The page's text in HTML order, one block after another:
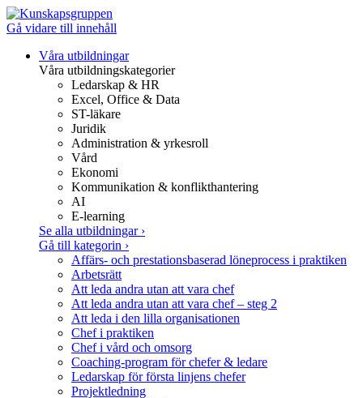
Gå vidare till innehåll
Våra utbildningar
Våra utbildningskategorier
Ledarskap & HR
Excel, Office & Data
ST-läkare
Juridik
Administration & yrkesroll
Vård
Ekonomi
Kommunikation & konflikthantering
AI
E-learning
Se alla utbildningar ›
Gå till kategorin ›
Affärs- och prestationsbaserad löneprocess i praktiken
Arbetsrätt
Att leda andra utan att vara chef
Att leda andra utan att vara chef – steg 2
Att leda i den lilla organisationen
Chef i praktiken
Chef i vård och omsorg
Coaching-program för chefer & ledare
Ledarskap för första linjens chefer
Projektledning